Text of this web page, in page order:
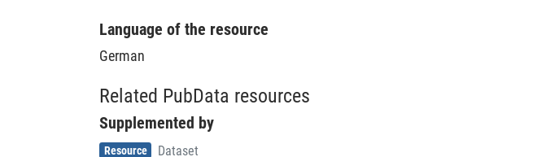
Language of the resource
German
Related PubData resources
Supplemented by
Item type
Resource , Dataset